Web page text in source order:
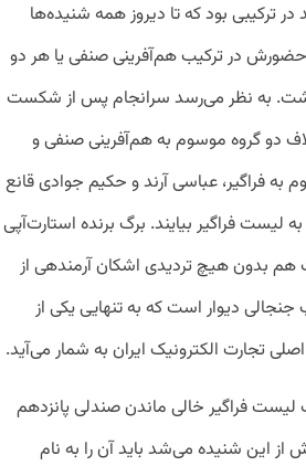
در ترکیبی بود که تا دیروز همه شنیده‌ها
در ترکیب هم‌آفرینی صنفی یا هر دو
به نظر می‌رسد سرانجام پس از شکست
دو گروه موسوم به هم‌آفرینی صنفی و
به فراگیر، عباسی آرند و حکیم جوادی قانع
لیست فراگیر بیایند. برگ برنده استارت‌آپی
بدون هیچ تردیدی اشکان آرمندهی از
جنجالی دیوار است که به تنهایی یکی از
تجارت الکترونیک ایران به شمار می‌آید.
لیست فراگیر خالی‌ ماندن صندلی پانزدهم
این شنیده می‌شد باید آن را به نام